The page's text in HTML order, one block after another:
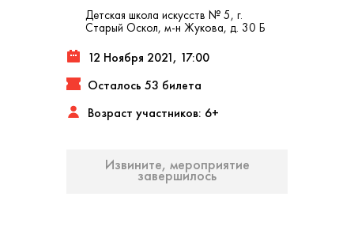
Детская школа искусств № 5, г.
Старый Оскол, м-н Жукова, д. 30 Б
12 Ноября 2021, 17:00
Осталось 53 билета
Возраст участников: 6+
Извините, мероприятие
завершилось